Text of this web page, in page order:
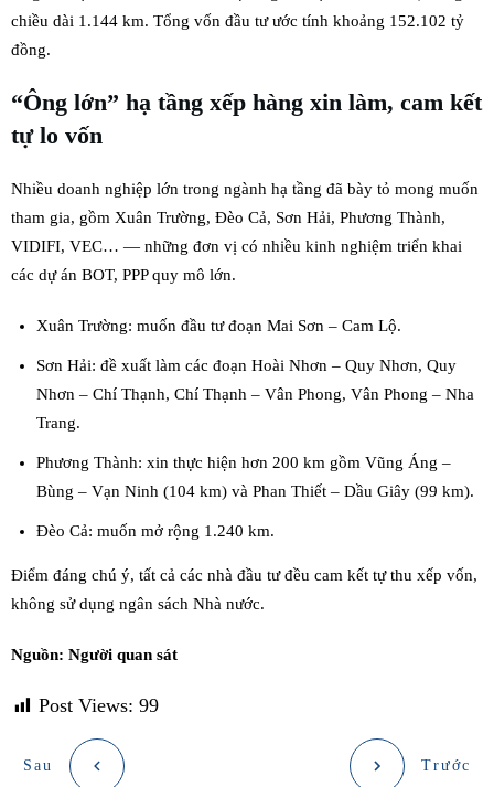
chiều dài 1.144 km. Tổng vốn đầu tư ước tính khoảng 152.102 tỷ
đồng.
“Ông lớn” hạ tầng xếp hàng xin làm, cam kết
tự lo vốn
Nhiều doanh nghiệp lớn trong ngành hạ tầng đã bày tỏ mong muốn
tham gia, gồm Xuân Trường, Đèo Cả, Sơn Hải, Phương Thành,
VIDIFI, VEC… — những đơn vị có nhiều kinh nghiệm triển khai
các dự án BOT, PPP quy mô lớn.
Xuân Trường: muốn đầu tư đoạn Mai Sơn – Cam Lộ.
Sơn Hải: đề xuất làm các đoạn Hoài Nhơn – Quy Nhơn, Quy
Nhơn – Chí Thạnh, Chí Thạnh – Vân Phong, Vân Phong – Nha
Trang.
Phương Thành: xin thực hiện hơn 200 km gồm Vũng Áng –
Bùng – Vạn Ninh (104 km) và Phan Thiết – Dầu Giây (99 km).
Đèo Cả: muốn mở rộng 1.240 km.
Điểm đáng chú ý, tất cả các nhà đầu tư đều cam kết tự thu xếp vốn,
không sử dụng ngân sách Nhà nước.
Nguồn: Người quan sát
Post Views: 99
Sau Trước